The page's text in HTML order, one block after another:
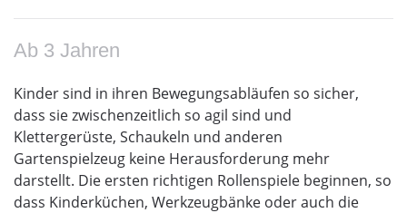
Ab 3 Jahren
Kinder sind in ihren Bewegungsabläufen so sicher,
dass sie zwischenzeitlich so agil sind und
Klettergerüste, Schaukeln und anderen
Gartenspielzeug keine Herausforderung mehr
darstellt. Die ersten richtigen Rollenspiele beginnen, so
dass Kinderküchen, Werkzeugbänke oder auch die